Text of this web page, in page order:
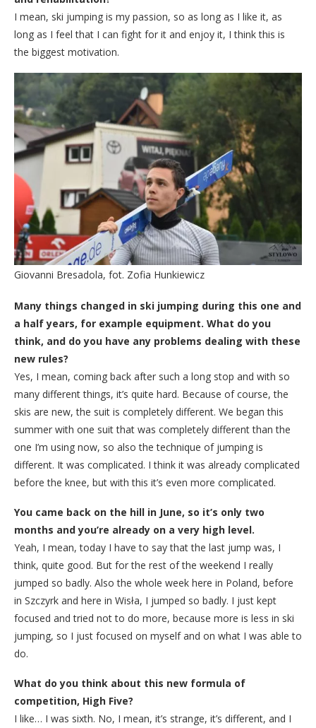
I mean, ski jumping is my passion, so as long as I like it, as
long as I feel that I can fight for it and enjoy it, I think this is
the biggest motivation.
Giovanni Bresadola, fot. Zofia Hunkiewicz
Many things changed in ski jumping during this one and
a half years, for example equipment. What do you
think, and do you have any problems dealing with these
new rules?
Yes, I mean, coming back after such a long stop and with so
many different things, it’s quite hard. Because of course, the
skis are new, the suit is completely different. We began this
summer with one suit that was completely different than the
one I’m using now, so also the technique of jumping is
different. It was complicated. I think it was already complicated
before the knee, but with this it’s even more complicated.
You came back on the hill in June, so it’s only two
months and you’re already on a very high level.
Yeah, I mean, today I have to say that the last jump was, I
think, quite good. But for the rest of the weekend I really
jumped so badly. Also the whole week here in Poland, before
in Szczyrk and here in Wisła, I jumped so badly. I just kept
focused and tried not to do more, because more is less in ski
jumping, so I just focused on myself and on what I was able to
do.
What do you think about this new formula of
competition, High Five?
I like… I was sixth. No, I mean, it’s strange, it’s different, and I